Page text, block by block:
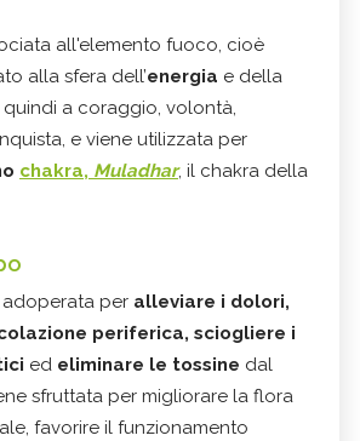
all'elemento fuoco, cioè
alla sfera dell’energia e della
quindi a coraggio, volontà,
e viene utilizzata per
chakra, Muladhar, il chakra della
adoperata per alleviare i dolori,
periferica, sciogliere i
ed eliminare le tossine dal
sfruttata per migliorare la flora
favorire il funzionamento